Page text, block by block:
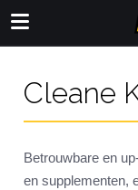
Cleane
Betrouwbare en
en supplementen,